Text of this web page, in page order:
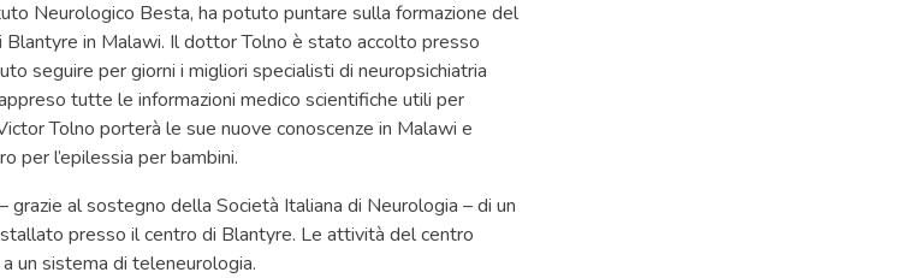
Neurologico Besta, ha potuto puntare sulla formazione del
in Malawi. Il dottor Tolno è stato accolto presso
seguire per giorni i migliori specialisti di neuropsichiatria
tutte le informazioni medico scientifiche utili per
Tolno porterà le sue nuove conoscenze in Malawi e
per l’epilessia per bambini.
al sostegno della Società Italiana di Neurologia – di un
presso il centro di Blantyre. Le attività del centro
un sistema di teleneurologia.